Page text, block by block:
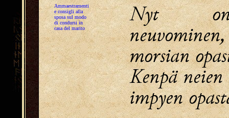
Ammaestramenti
e consigli alla
sposa sul modo
di condursi in
casa del marito
Nyt
neuvominen,
morsian
Kenpä neien
impyen